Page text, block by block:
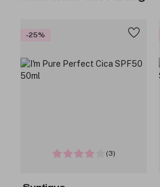
-25%
(3)